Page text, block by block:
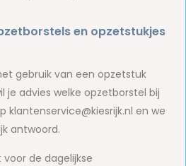
en opzetstukjes
gebruik van een opzetstuk
je advies welke opzetborstel bij
klantenservice@kiesrijk.nl en we
antwoord.
voor de dagelijkse